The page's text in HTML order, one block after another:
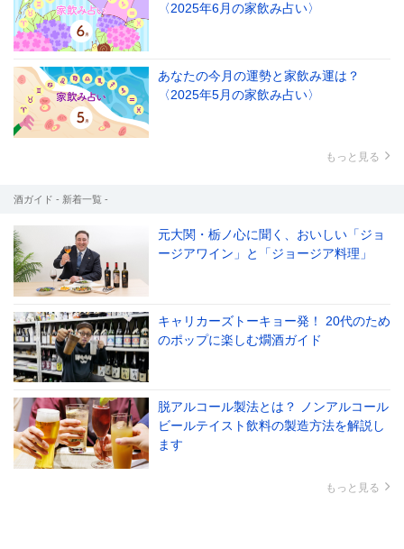
〈2025年6月の家飲み占い〉
あなたの今月の運勢と家飲み運は？
〈2025年5月の家飲み占い〉
もっと見る
酒ガイド - 新着一覧 -
元大関・栃ノ心に聞く、おいしい「ジョ
ージアワイン」と「ジョージア料理」
キャリカーズトーキョー発！ 20代のため
のポップに楽しむ燗酒ガイド
脱アルコール製法とは？ ノンアルコール
ビールテイスト飲料の製造方法を解説し
ます
もっと見る